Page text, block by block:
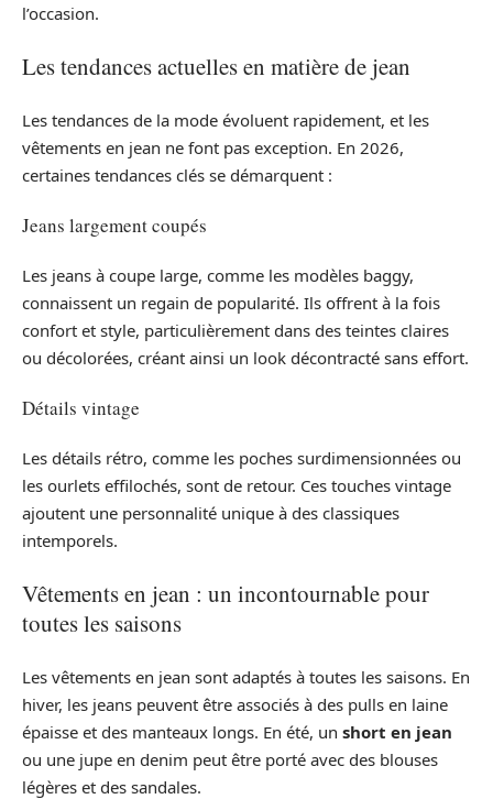
l’occasion.
Les tendances actuelles en matière de jean
Les tendances de la mode évoluent rapidement, et les
vêtements en jean ne font pas exception. En 2026,
certaines tendances clés se démarquent :
Jeans largement coupés
Les jeans à coupe large, comme les modèles baggy,
connaissent un regain de popularité. Ils offrent à la fois
confort et style, particulièrement dans des teintes claires
ou décolorées, créant ainsi un look décontracté sans effort.
Détails vintage
Les détails rétro, comme les poches surdimensionnées ou
les ourlets effilochés, sont de retour. Ces touches vintage
ajoutent une personnalité unique à des classiques
intemporels.
Vêtements en jean : un incontournable pour
toutes les saisons
Les vêtements en jean sont adaptés à toutes les saisons. En
hiver, les jeans peuvent être associés à des pulls en laine
épaisse et des manteaux longs. En été, un short en jean
ou une jupe en denim peut être porté avec des blouses
légères et des sandales.